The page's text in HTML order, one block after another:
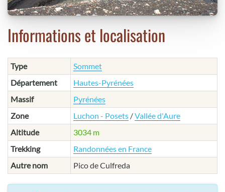
Informations et localisation
Type
Sommet
Département
Hautes-Pyrénées
Massif
Pyrénées
Zone
Luchon - Posets /Vallée d'Aure
Altitude
3034 m
Trekking
Randonnées en France
Autre nom
Pico de Culfreda